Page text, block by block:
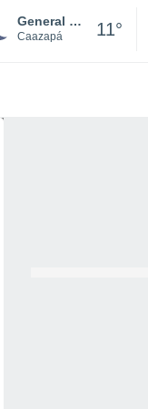
General Higinio Morinigo
Caazapá 11°